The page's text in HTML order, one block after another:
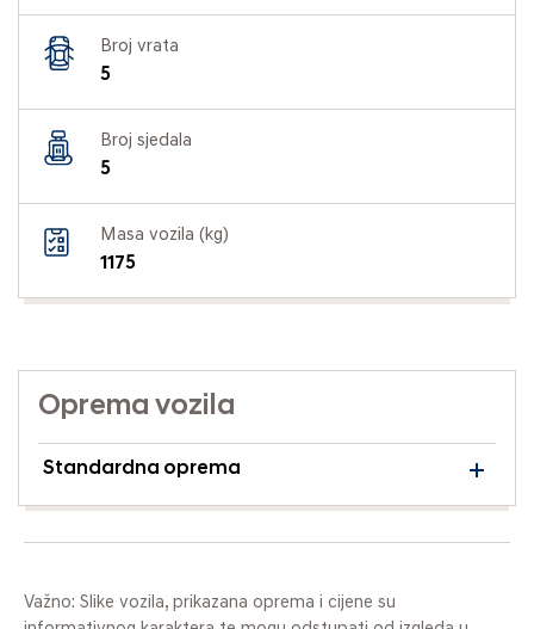
Broj vrata
5
Broj sjedala
5
Masa vozila (kg)
1175
Oprema vozila
Standardna oprema
Važno: Slike vozila, prikazana oprema i cijene su